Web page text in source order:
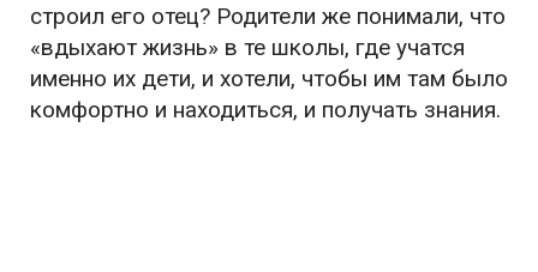
строил его отец? Родители же понимали, что
«вдыхают жизнь» в те школы, где учатся
именно их дети, и хотели, чтобы им там было
комфортно и находиться, и получать знания.